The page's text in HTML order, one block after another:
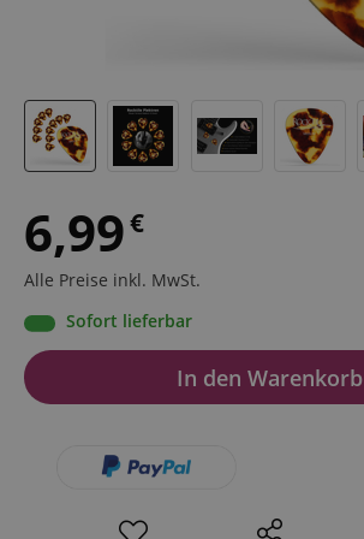
6,99€
Alle Preise inkl. MwSt.
Sofort lieferbar
In den Warenkorb